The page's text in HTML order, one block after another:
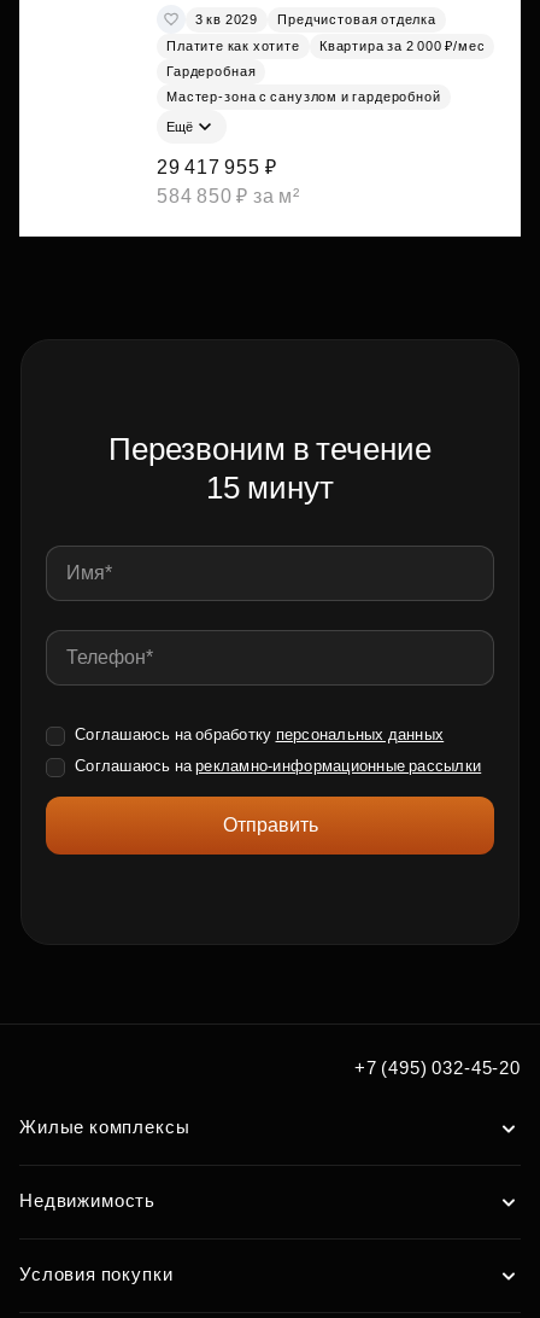
3 кв 2029
Предчистовая отделка
Платите как хотите
Квартира за 2 000 ₽/мес
Гардеробная
Мастер-зона с санузлом и гардеробной
Ещё
29 417 955 ₽
584 850 ₽ за м²
Перезвоним в течение
15 минут
Соглашаюсь на обработку персональных данных
Соглашаюсь нарекламно-информационные рассылки
Отправить
+7 (495) 032-45-20
Жилые комплексы
Недвижимость
Условия покупки